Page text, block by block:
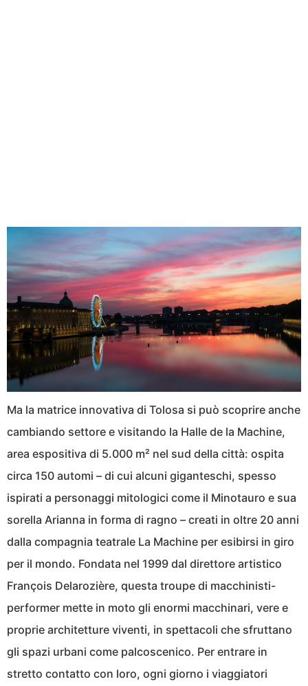
Ma la matrice innovativa di Tolosa si può scoprire anche
cambiando settore e visitando la Halle de la Machine,
area espositiva di 5.000 m² nel sud della città: ospita
circa 150 automi – di cui alcuni giganteschi, spesso
ispirati a personaggi mitologici come il Minotauro e sua
sorella Arianna in forma di ragno – creati in oltre 20 anni
dalla compagnia teatrale La Machine per esibirsi in giro
per il mondo. Fondata nel 1999 dal direttore artistico
François Delarozière, questa troupe di macchinisti-
performer mette in moto gli enormi macchinari, vere e
proprie architetture viventi, in spettacoli che sfruttano
gli spazi urbani come palcoscenico. Per entrare in
stretto contatto con loro, ogni giorno i viaggiatori